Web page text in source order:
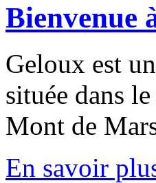
Bienvenue
Geloux est
située dans
Mont de
En savoir